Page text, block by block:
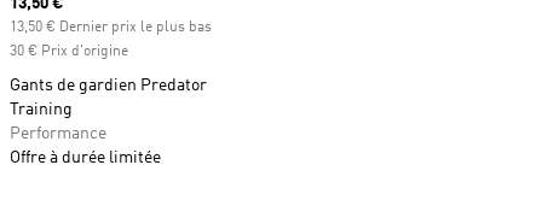
Prix actuel
13,50 €
13,50 € Dernier prix le plus bas
30 € Prix d'origine
Gants de gardien Predator
Training
Performance
Offre à durée limitée